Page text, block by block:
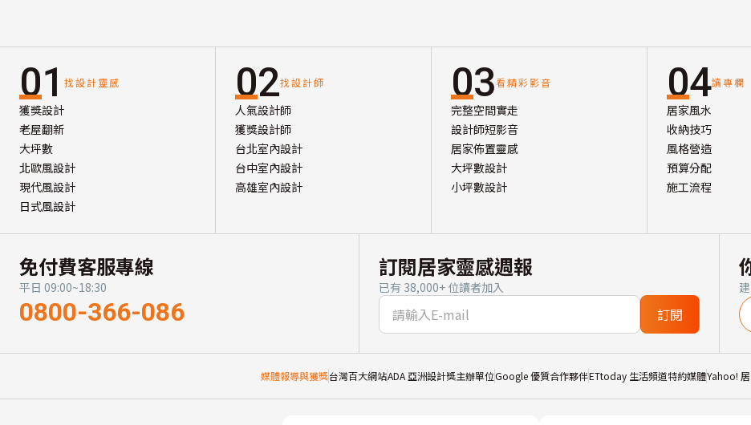
01 找設計靈感
獲獎設計
老屋翻新
大坪數
北歐風設計
現代風設計
日式風設計
02找設計師
人氣設計師
獲獎設計師
台北室內設計
台中室內設計
高雄室內設計
03看精彩影音
完整空間實走
設計師短影音
居家佈置靈感
大坪數設計
小坪數設計
04讀專欄
居家風水
收納技巧
風格營造
預算分配
施工流程
免付費客服專線
平日 09:00~18:30
0800-366-086
訂閱居家靈感週報
已有 38,000+ 位讀者加入
訂閱
媒體報導與獲獎台灣百大網站ADA 亞洲設計獎主辦單位Google 優質合作夥伴ETtoday 生活頻道特約媒體Yahoo!